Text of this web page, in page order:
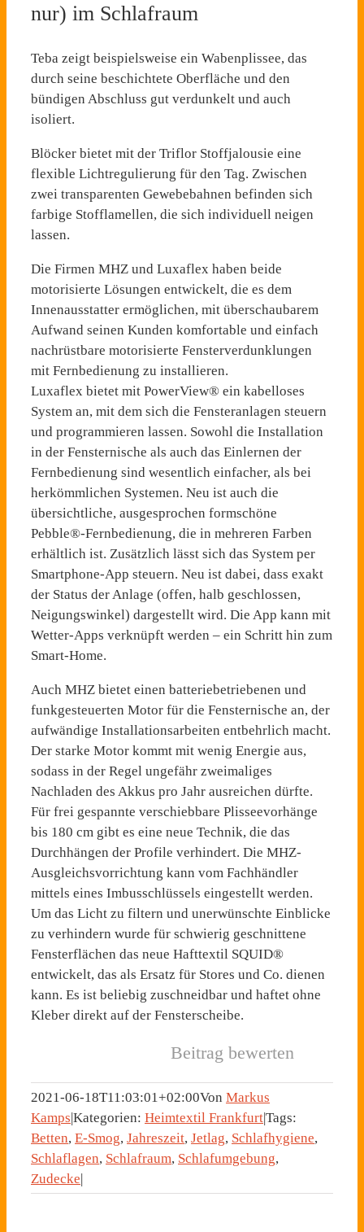
nur) im Schlafraum
Teba zeigt beispielsweise ein Wabenplissee, das
durch seine beschichtete Oberfläche und den
bündigen Abschluss gut verdunkelt und auch
isoliert.
Blöcker bietet mit der Triflor Stoffjalousie eine
flexible Lichtregulierung für den Tag. Zwischen
zwei transparenten Gewebebahnen befinden sich
farbige Stofflamellen, die sich individuell neigen
lassen.
Die Firmen MHZ und Luxaflex haben beide
motorisierte Lösungen entwickelt, die es dem
Innenausstatter ermöglichen, mit überschaubarem
Aufwand seinen Kunden komfortable und einfach
nachrüstbare motorisierte Fensterverdunklungen
mit Fernbedienung zu installieren.
Luxaflex bietet mit PowerView® ein kabelloses
System an, mit dem sich die Fensteranlagen steuern
und programmieren lassen. Sowohl die Installation
in der Fensternische als auch das Einlernen der
Fernbedienung sind wesentlich einfacher, als bei
herkömmlichen Systemen. Neu ist auch die
übersichtliche, ausgesprochen formschöne
Pebble®-Fernbedienung, die in mehreren Farben
erhältlich ist. Zusätzlich lässt sich das System per
Smartphone-App steuern. Neu ist dabei, dass exakt
der Status der Anlage (offen, halb geschlossen,
Neigungswinkel) dargestellt wird. Die App kann mit
Wetter-Apps verknüpft werden – ein Schritt hin zum
Smart-Home.
Auch MHZ bietet einen batteriebetriebenen und
funkgesteuerten Motor für die Fensternische an, der
aufwändige Installationsarbeiten entbehrlich macht.
Der starke Motor kommt mit wenig Energie aus,
sodass in der Regel ungefähr zweimaliges
Nachladen des Akkus pro Jahr ausreichen dürfte.
Für frei gespannte verschiebbare Plisseevorhänge
bis 180 cm gibt es eine neue Technik, die das
Durchhängen der Profile verhindert. Die MHZ-
Ausgleichsvorrichtung kann vom Fachhändler
mittels eines Imbusschlüssels eingestellt werden.
Um das Licht zu filtern und unerwünschte Einblicke
zu verhindern wurde für schwierig geschnittene
Fensterflächen das neue Hafttextil SQUID®
entwickelt, das als Ersatz für Stores und Co. dienen
kann. Es ist beliebig zuschneidbar und haftet ohne
Kleber direkt auf der Fensterscheibe.
Beitrag bewerten
2021-06-18T11:03:01+02:00Von Markus
Kamps Kategorien: Heimtextil FrankfurtTags:
Betten, E-Smog, Jahreszeit, Jetlag, Schlafhygiene,
Schlaflagen, Schlafraum, Schlafumgebung,
Zudecke